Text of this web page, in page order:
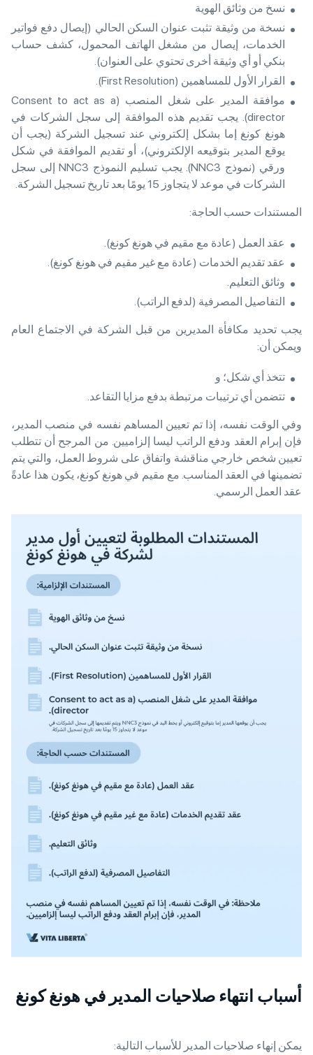
نسخ من وثائق الهوية
نسخة من وثيقة تثبت عنوان السكن الحالي (إيصال دفع فواتير
الخدمات، إيصال من مشغل الهاتف المحمول، كشف حساب
بنكي أو أي وثيقة أخرى تحتوي على العنوان).
القرار الأول للمساهمين (First Resolution).
موافقة المدير على شغل المنصب (Consent to act as a
director). يجب تقديم هذه الموافقة إلى سجل الشركات في
هونغ كونغ إما بشكل إلكتروني عند تسجيل الشركة (يجب أن
يوقع المدير بتوقيعه الإلكتروني)، أو تقديم الموافقة في شكل
ورقي (نموذج NNC3). يجب تسليم النموذج NNC3 إلى سجل
الشركات في موعد لا يتجاوز 15 يومًا بعد تاريخ تسجيل الشركة.
المستندات حسب الحاجة:
عقد العمل (عادة مع مقيم في هونغ كونغ).
عقد تقديم الخدمات (عادة مع غير مقيم في هونغ كونغ).
وثائق التعليم.
التفاصيل المصرفية (لدفع الراتب).
يجب تحديد مكافأة المديرين من قبل الشركة في الاجتماع العام
ويمكن أن:
تتخذ أي شكل؛ و
تتضمن أي ترتيبات مرتبطة بدفع مزايا التقاعد.
وفي الوقت نفسه، إذا تم تعيين المساهم نفسه في منصب المدير،
فإن إبرام العقد ودفع الراتب ليسا إلزاميين. من المرجح أن تتطلب
تعيين شخص خارجي مناقشة واتفاق على شروط العمل، والتي يتم
تضمينها في العقد المناسب. مع مقيم في هونغ كونغ، يكون هذا عادةً
عقد العمل الرسمي.
أسباب انتهاء صلاحيات المدير في هونغ كونغ
يمكن إنهاء صلاحيات المدير للأسباب التالية: